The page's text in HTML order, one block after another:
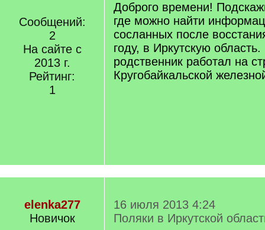
Сообщений:
2
На сайте с
2013 г.
Рейтинг:
1
Доброго времени!
где можно найти
сосланных после
году, в Иркутскую
родственник работал на
Кругобайкальской
elenka277
Новичок
16 июля 2013 4:24
Поляки в Иркутской